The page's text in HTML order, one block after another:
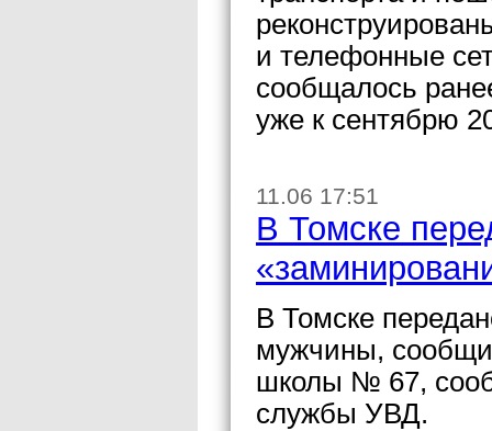
и телефонные
сообщалось
уже к сентябрю
11.06 17:51
В Томске
В Томске
мужчины,
школы № 67,
службы УВД.